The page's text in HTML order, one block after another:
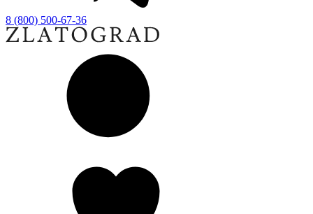
8 (800) 500-67-36